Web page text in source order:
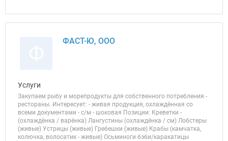
ФАСТ-Ю, ООО
Услуги
Закупаем рыбу и морепродукты для собственного потребления -
рестораны. Интересует: - живая продукция, охлаждённая со
всеми документами - с/м - шоковая Позиции: Креветки -
(охлаждёнка / варёнка) Лангустины (охлаждёнка / см) Лобстеры
(живые) Устрицы (живые) Гребешки (живые) Крабы (камчатка,
колючка, волосатик - живые) Осьминоги бэби/каракатицы